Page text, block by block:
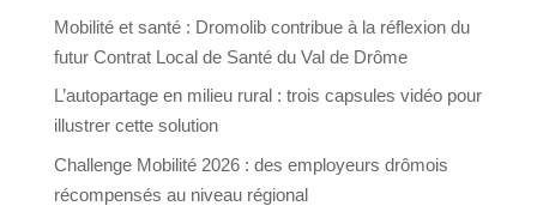
Mobilité et santé : Dromolib contribue à la réflexion du
futur Contrat Local de Santé du Val de Drôme
L’autopartage en milieu rural : trois capsules vidéo pour
illustrer cette solution
Challenge Mobilité 2026 : des employeurs drômois
récompensés au niveau régional